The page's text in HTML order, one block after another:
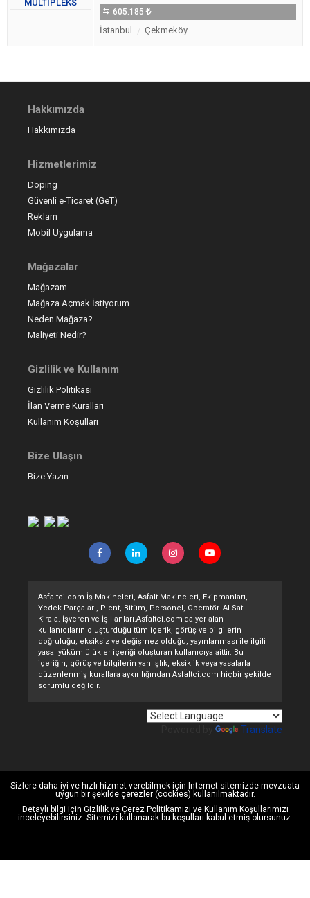
605.185
İstanbul Çekmeköy
Hakkımızda
Hakkımızda
Hizmetlerimiz
Doping
Güvenli e-Ticaret (GeT)
Reklam
Mobil Uygulama
Mağazalar
Mağazam
Mağaza Açmak İstiyorum
Neden Mağaza?
Maliyeti Nedir?
Gizlilik ve Kullanım
Gizlilik Politikası
İlan Verme Kuralları
Kullanım Koşulları
Bize Ulaşın
Bize Yazın
Asfaltci.com İş Makineleri, Asfalt Makineleri, Ekipmanları,
Yedek Parçaları, Plent, Bitüm, Personel, Operatör. Al Sat
Kirala. İşveren ve İş İlanları.Asfaltci.com'da yer alan
kullanıcıların oluşturduğu tüm içerik, görüş ve bilgilerin
doğruluğu, eksiksiz ve değişmez olduğu, yayınlanması ile ilgili
yasal yükümlülükler içeriği oluşturan kullanıcıya aittir. Bu
içeriğin, görüş ve bilgilerin yanlışlık, eksiklik veya yasalarla
düzenlenmiş kurallara aykırılığından Asfaltci.com hiçbir şekilde
sorumlu değildir.
Translate
Sizlere daha iyi ve hızlı hizmet verebilmek için Internet sitemizde mevzuata
uygun bir şekilde çerezler (cookies) kullanılmaktadır.
Detaylı bilgi için Gizlilik ve Çerez Politikamızı ve Kullanım Koşullarımızı
inceleyebilirsiniz. Sitemizi kullanarak bu koşulları kabul etmiş olursunuz.